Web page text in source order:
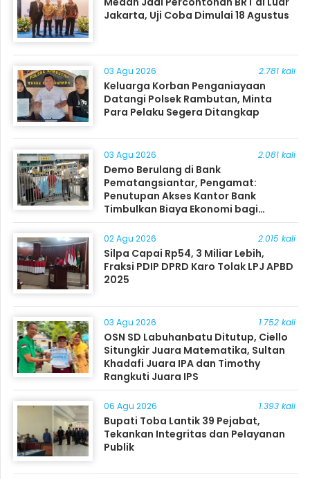
Jakarta, Uji Coba Dimulai 18 Agustus
03 Agu 2026 2.781 kali
Keluarga Korban Penganiayaan
Datangi Polsek Rambutan, Minta
Para Pelaku Segera Ditangkap
03 Agu 2026 2.081 kali
Demo Berulang di Bank
Pematangsiantar, Pengamat:
Penutupan Akses Kantor Bank
Timbulkan Biaya Ekonomi bagi
Masyarakat
02 Agu 2026 2.015 kali
Silpa Capai Rp54, 3 Miliar Lebih,
Fraksi PDIP DPRD Karo Tolak LPJ APBD
2025
03 Agu 2026 1.752 kali
OSN SD Labuhanbatu Ditutup, Ciello
Situngkir Juara Matematika, Sultan
Khadafi Juara IPA dan Timothy
Rangkuti Juara IPS
06 Agu 2026 1.393 kali
Bupati Toba Lantik 39 Pejabat,
Tekankan Integritas dan Pelayanan
Publik